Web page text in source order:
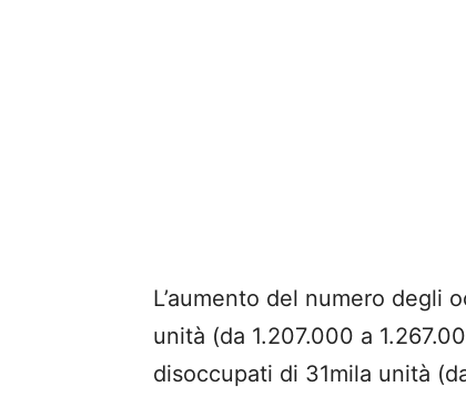
L’aumento del numero degli
unità (da 1.207.000 a
disoccupati di 31mila unità